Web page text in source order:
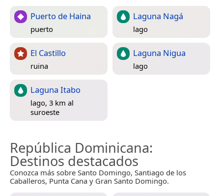
Puerto de Haina
puerto
Laguna Nagá
lago
El Castillo
ruina
Laguna Nigua
lago
Laguna Itabo
lago, 3 km al
suroeste
República Dominicana:
Destinos destacados
Conozca más sobre Santo Domingo, Santiago de los
Caballeros, Punta Cana y Gran Santo Domingo.